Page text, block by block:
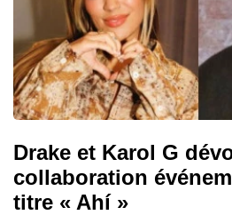
Drake et Karol G
collaboration
titre « Ahí »